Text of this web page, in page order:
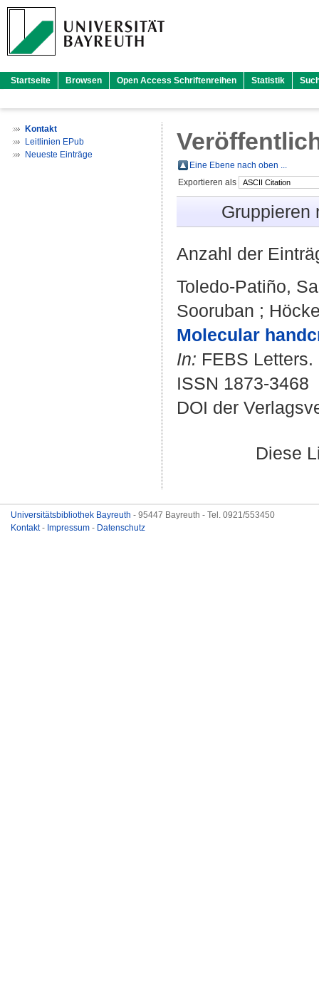
Startseite Browsen Open Access Schriftenreihen Statistik
Kontakt
Leitlinien EPub
Neueste Einträge
Eine Ebene nach oben ...
Exportieren als
Anzahl der
Toledo‐Patiño,
Sooruban ;
Molecular
In: FEBS
ISSN 1873-3468
DOI der
Diese
Universitätsbibliothek Bayreuth - 95447 Bayreuth - Tel. 0921/553450
Kontakt- Impressum - Datenschutz